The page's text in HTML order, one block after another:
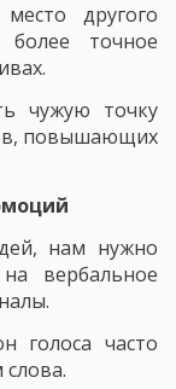
другого
точное
чужую точку
повышающих
нам нужно
вербальное
голоса часто